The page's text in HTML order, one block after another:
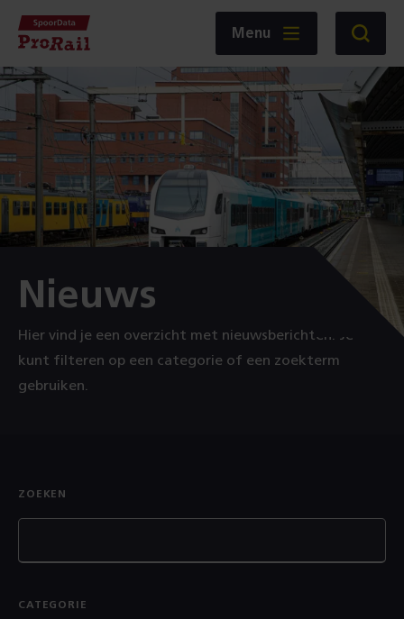
Navigatie
Homepage
ProRail
Menu Zoeken
:Nieuws
Hier vind je een overzicht met nieuwsberichten. Je
kunt filteren op een categorie of een zoekterm
gebruiken.
ZOEKEN
CATEGORIE